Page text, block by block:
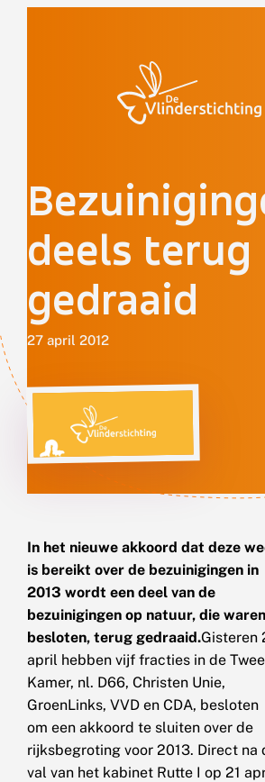
deels terug
gedraaid
27 april 2012
In het nieuwe akkoord dat deze
is bereikt over de bezuinigingen in
2013 wordt een deel van de
bezuinigingen op natuur, die waren
besloten, terug gedraaid.Gisteren
april hebben vijf fracties in de
Kamer, nl. D66, Christen Unie,
GroenLinks, VVD en CDA, besloten
om een akkoord te sluiten over de
rijksbegroting voor 2013. Direct na
val van het kabinet Rutte I op 21